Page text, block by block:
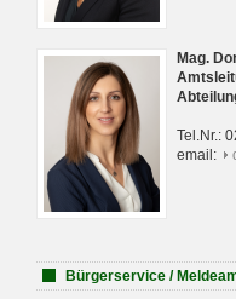
Mag.
Tel.Nr.:
email:
Bürgerservice /